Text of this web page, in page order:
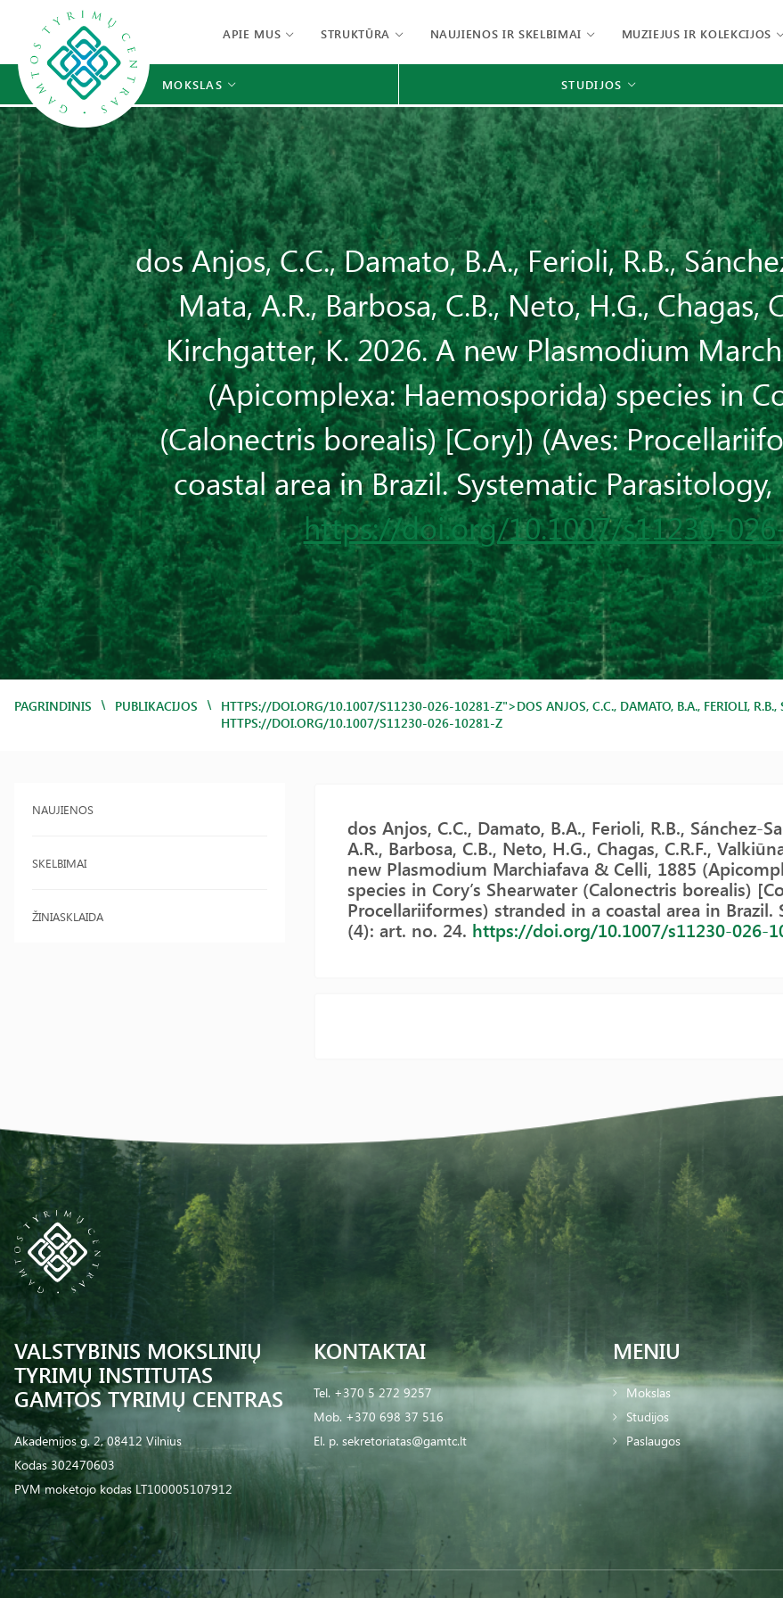
APIE MUS STRUKTŪRA NAUJIENOS IR SKELBIMAI MUZIEJUS IR KOLEKCIJOS
MOKSLAS STUDIJOS
dos Anjos, C.C., Damato, B.A., Ferioli, R.B.,
Mata, A.R., Barbosa, C.B., Neto, H.G., Chagas,
Kirchgatter, K. 2026. A new Plasmodium
(Apicomplexa: Haemosporida) species in
(Calonectris borealis) [Cory]) (Aves:
coastal area in Brazil. Systematic
https://doi.org/10.1007/s11230-
PAGRINDINIS / PUBLIKACIJOS /
HTTPS://DOI.ORG/10.1007/S11230-026-10281-Z">DOS ANJOS, C.C., DAMATO, B.A., FERIOLI, R.B.,
HTTPS://DOI.ORG/10.1007/S11230-026-10281-Z
NAUJIENOS
SKELBIMAI
ŽINIASKLAIDA
dos Anjos, C.C., Damato, B.A., Ferioli, R.B., Sánchez-
A.R., Barbosa, C.B., Neto, H.G., Chagas, C.R.F.,
new Plasmodium Marchiafava & Celli, 1885
species in Cory’s Shearwater (Calonectris borealis)
Procellariiformes) stranded in a coastal area in Brazil.
(4): art. no. 24. https://doi.org/10.1007/s11230-026-
VALSTYBINIS MOKSLINIŲ
TYRIMŲ INSTITUTAS
GAMTOS TYRIMŲ CENTRAS
Akademijos g. 2, 08412 Vilnius
Kodas 302470603
PVM mokėtojo kodas LT100005107912
KONTAKTAI
Tel. +370 5 272 9257
Mob. +370 698 37 516
El. p. sekretoriatas@gamtc.lt
MENIU
Mokslas
Studijos
Paslaugos